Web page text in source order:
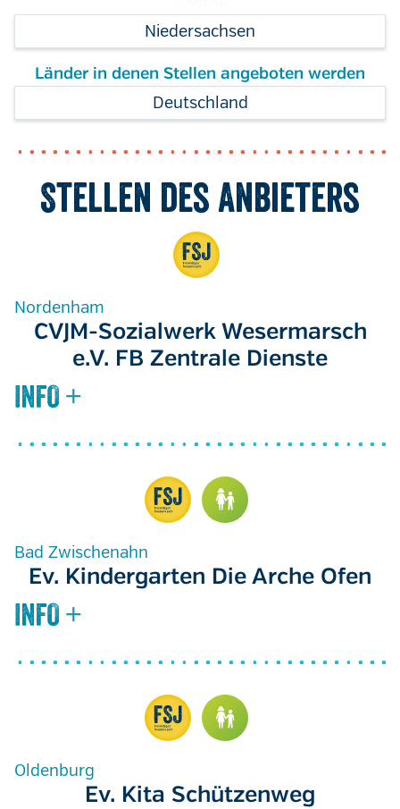
Niedersachsen
Länder in denen Stellen angeboten werden
Deutschland
Stellen des Anbieters
Nordenham
CVJM-Sozialwerk Wesermarsch
e.V. FB Zentrale Dienste
Bad Zwischenahn
Ev. Kindergarten Die Arche Ofen
Oldenburg
Ev. Kita Schützenweg